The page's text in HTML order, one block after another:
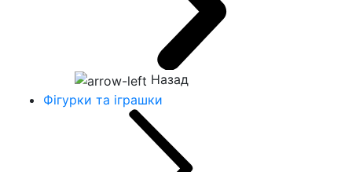
Назад
Фігурки та іграшки